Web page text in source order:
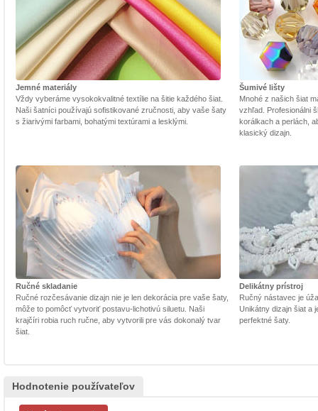
Jemné materiály
Vždy vyberáme vysokokvalitné textílie na šitie každého šiat.
Naši šatníci používajú sofistikované zručnosti, aby vaše šaty
s žiarivými farbami, bohatými textúrami a lesklými.
Šumivé lišty
Mnohé z našich šiat
vzhľad. Profesionálni
korálkach a perlách,
klasický dizajn.
Ručné skladanie
Ručné rozčesávanie dizajn nie je len dekorácia pre vaše šaty,
môže to pomôcť vytvoriť postavu-lichotivú siluetu. Naši
krajčíri robia ruch ručne, aby vytvorili pre vás dokonalý tvar
šiat.
Delikátny prístroj
Ručný nástavec je
Unikátny dizajn šiat a
perfektné šaty.
Hodnotenie používateľov